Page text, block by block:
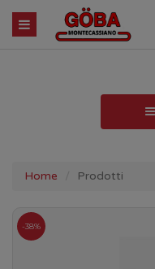
Home Prodotti
-38%